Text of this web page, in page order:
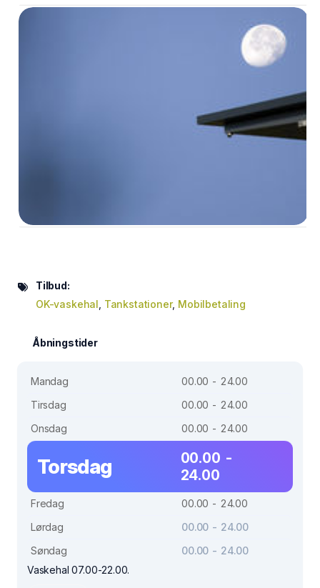
Tilbud:
OK-vaskehal Tankstationer, Mobilbetaling
Åbningstider
Mandag
00.00 - 24.00
Tirsdag
00.00 - 24.00
Onsdag
00.00 - 24.00
Torsdag
00.00 -
24.00
Fredag
00.00 - 24.00
Lørdag
00.00 - 24.00
Søndag
00.00 - 24.00
Vaskehal 07.00-22.00.